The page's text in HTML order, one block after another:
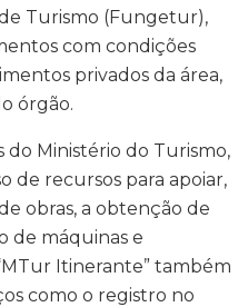
Turismo (Fungetur),
com condições
privados da área,
órgão.
Ministério do Turismo,
de recursos para apoiar,
obras, a obtenção de
de máquinas e
Itinerante” também
como o registro no